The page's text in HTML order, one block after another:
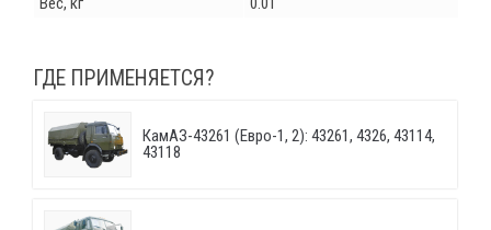
ГДЕ ПРИМЕНЯЕТСЯ?
КамАЗ-43261 (Евро-1, 2): 43261, 4326, 43114,
43118